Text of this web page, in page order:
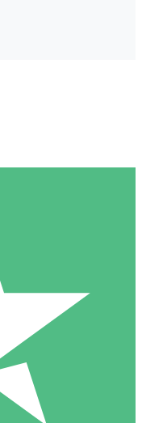
Pakete
Credits. Keine